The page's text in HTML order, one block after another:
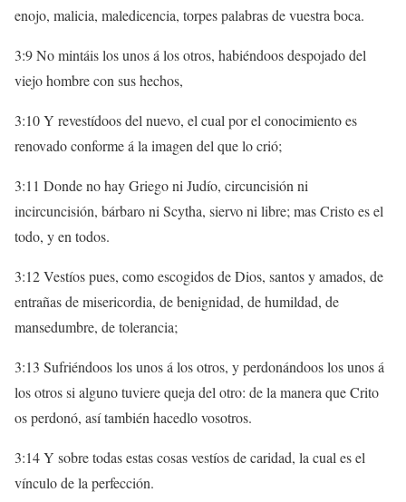
enojo, malicia, maledicencia, torpes palabras de vuestra boca.
3:9 No mintáis los unos á los otros, habiéndoos despojado del
viejo hombre con sus hechos,
3:10 Y revestídoos del nuevo, el cual por el conocimiento es
renovado conforme á la imagen del que lo crió;
3:11 Donde no hay Griego ni Judío, circuncisión ni
incircuncisión, bárbaro ni Scytha, siervo ni libre; mas Cristo es el
todo, y en todos.
3:12 Vestíos pues, como escogidos de Dios, santos y amados, de
entrañas de misericordia, de benignidad, de humildad, de
mansedumbre, de tolerancia;
3:13 Sufriéndoos los unos á los otros, y perdonándoos los unos á
los otros si alguno tuviere queja del otro: de la manera que Crito
os perdonó, así también hacedlo vosotros.
3:14 Y sobre todas estas cosas vestíos de caridad, la cual es el
vínculo de la perfección.